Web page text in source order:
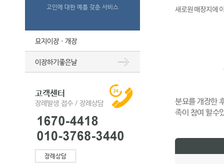
고인에 대한 예를 갖춘 서비스
묘지이장ㆍ개장
이장하기좋은날
고객센터
장례상담
장례발생 접수 / 장례상담
새로원 매장지에
분묘를 개장한
족이 참여 할수